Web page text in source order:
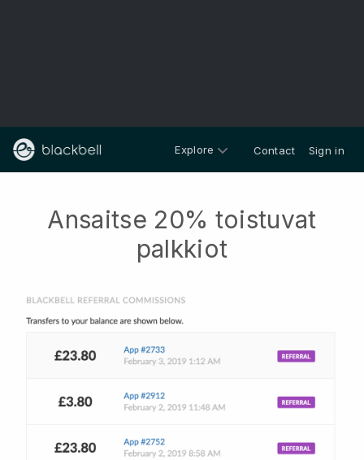
Explore Contact Sign in
Ansaitse 20% toistuvat
palkkiot